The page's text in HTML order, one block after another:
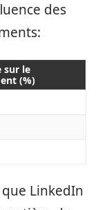
des
sur le
(%)
LinkedIn